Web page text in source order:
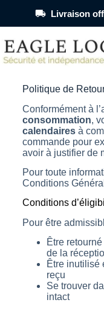
Livraison
Politique de
Conformément à
consommation,
calendairesà
commande pour
avoir à justifier de
Pour toute
Conditions
Conditions
Pour être
Être
de la
Être inutilisé
reçu
Se trouver
intact